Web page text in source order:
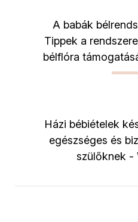
A babák
Tippek a
bélflóra
Házi bébiételek
egészséges és
szülőknek -